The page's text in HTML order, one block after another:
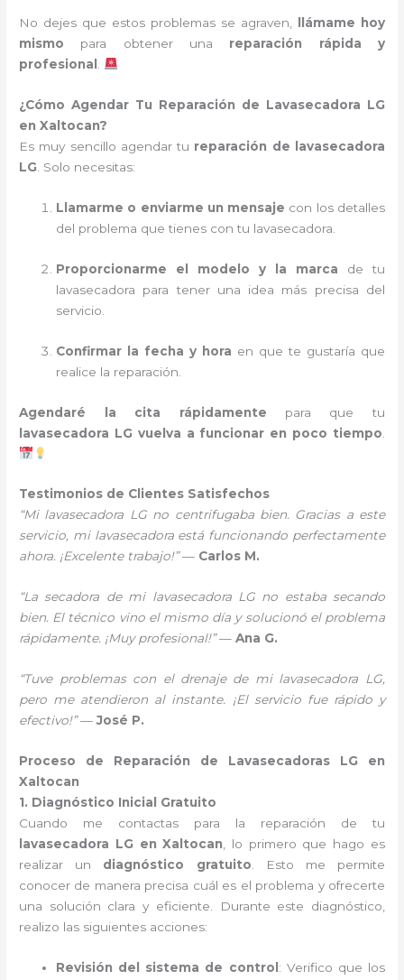
No dejes que estos problemas se agraven,
llámame hoy
mismo para obtener una reparación rápida y
profesional
¿Cómo Agendar Tu Reparación de Lavasecadora LG
en Xaltocan?
Es muy sencillo agendar tu reparación de lavasecadora
LG . Solo necesitas:
Llamarme o enviarme un mensaje con los detalles
del problema que tienes con tu lavasecadora.
Proporcionarme el modelo y la marca de tu
lavasecadora para tener una idea más precisa del
servicio.
Confirmar la fecha y hora en que te gustaría que
realice la reparación.
Agendaré la cita rápidamente para que tu
lavasecadora LG vuelva a funcionar en poco tiempo
Testimonios de Clientes Satisfechos
“Mi lavasecadora LG no centrifugaba bien. Gracias a este
servicio, mi lavasecadora está funcionando perfectamente
ahora. ¡Excelente trabajo!”— Carlos M.
“La secadora de mi lavasecadora LG no estaba secando
bien. El técnico vino el mismo día y solucionó el problema
rápidamente. ¡Muy profesional!”—Ana G.
“Tuve problemas con el drenaje de mi lavasecadora LG,
pero me atendieron al instante. ¡El servicio fue rápido y
efectivo!”—José P.
Proceso de Reparación de Lavasecadoras LG en
Xaltocan
1. Diagnóstico Inicial Gratuito
Cuando me contactas para la reparación de tu
lavasecadora LG en Xaltocan , lo primero que hago es
realizar un diagnóstico gratuito . Esto me permite
conocer de manera precisa cuál es el problema y ofrecerte
una solución clara y eficiente. Durante este diagnóstico,
realizo las siguientes acciones:
Revisión del sistema de control : Verifico que los